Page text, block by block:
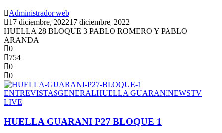
Administrador web
17 diciembre, 202217 diciembre, 2022
HUELLA 28 BLOQUE 3 PABLO ROMERO Y PABLO
ARANDA
0
754
0
0
ENTREVISTASGENERALHUELLA GUARANINEWSTV
LIVE
HUELLA GUARANI P27 BLOQUE 1